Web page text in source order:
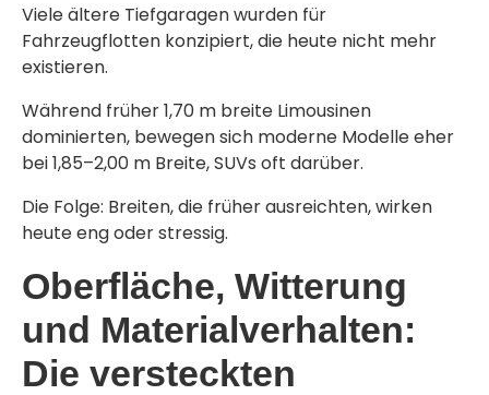
Viele ältere Tiefgaragen wurden für
Fahrzeugflotten konzipiert, die heute nicht mehr
existieren.
Während früher 1,70 m breite Limousinen
dominierten, bewegen sich moderne Modelle eher
bei 1,85–2,00 m Breite, SUVs oft darüber.
Die Folge: Breiten, die früher ausreichten, wirken
heute eng oder stressig.
Oberfläche, Witterung
und Materialverhalten:
Die versteckten